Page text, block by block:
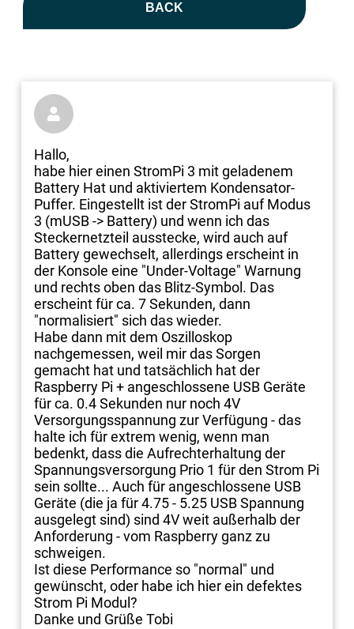
BACK

Hallo,
habe hier einen StromPi 3 mit geladenem
Battery Hat und aktiviertem Kondensator-
Puffer. Eingestellt ist der StromPi auf Modus
3 (mUSB -> Battery) und wenn ich das
Steckernetzteil ausstecke, wird auch auf
Battery gewechselt, allerdings erscheint in
der Konsole eine "Under-Voltage" Warnung
und rechts oben das Blitz-Symbol. Das
erscheint für ca. 7 Sekunden, dann
"normalisiert" sich das wieder.
Habe dann mit dem Oszilloskop
nachgemessen, weil mir das Sorgen
gemacht hat und tatsächlich hat der
Raspberry Pi + angeschlossene USB Geräte
für ca. 0.4 Sekunden nur noch 4V
Versorgungsspannung zur Verfügung - das
halte ich für extrem wenig, wenn man
bedenkt, dass die Aufrechterhaltung der
Spannungsversorgung Prio 1 für den Strom Pi
sein sollte... Auch für angeschlossene USB
Geräte (die ja für 4.75 - 5.25 USB Spannung
ausgelegt sind) sind 4V weit außerhalb der
Anforderung - vom Raspberry ganz zu
schweigen.
Ist diese Performance so "normal" und
gewünscht, oder habe ich hier ein defektes
Strom Pi Modul?
Danke und Grüße Tobi